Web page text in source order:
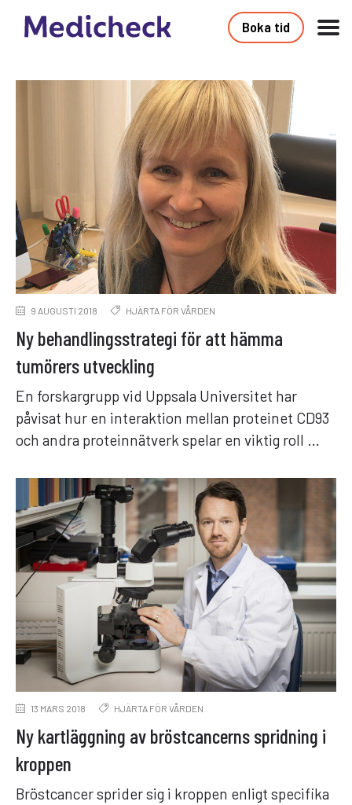
Boka tid
9 AUGUSTI 2018 HJÄRTA FÖR VÅRDEN
Ny behandlingsstrategi för att hämma
tumörers utveckling
En forskargrupp vid Uppsala Universitet har
påvisat hur en interaktion mellan proteinet CD93
och andra proteinnätverk spelar en viktig roll …
13 MARS 2018 HJÄRTA FÖR VÅRDEN
Ny kartläggning av bröstcancerns spridning i
kroppen
Bröstcancer sprider sig i kroppen enligt specifika